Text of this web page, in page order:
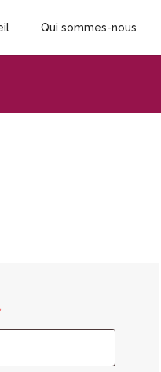
Qui sommes-nous